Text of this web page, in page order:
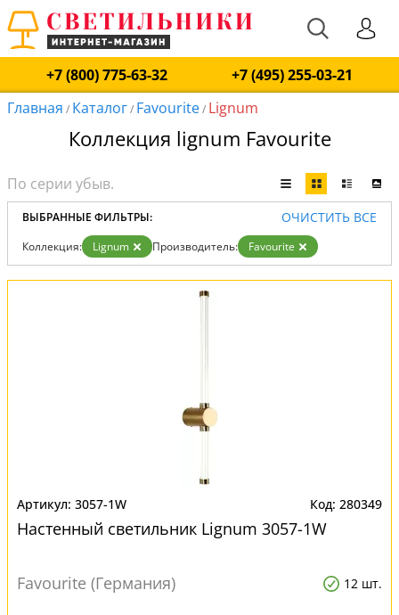
+7 (800) 775-63-32
+7 (495) 255-03-21
Главная / Каталог/ Favourite/ Lignum
Коллекция lignum Favourite
ВЫБРАННЫЕ ФИЛЬТРЫ: ОЧИСТИТЬ ВСЕ
Коллекция: Lignum Производитель: Favourite
3057-1W 280349
Настенный светильник Lignum 3057-1W
Favourite (Германия) 12 шт.